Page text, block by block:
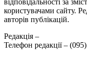
відповідальності за
користувачами сайту.
авторів публікацій.
Редакція –
Телефон редакції –